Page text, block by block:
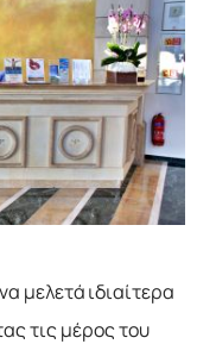
μελετά ιδιαίτερα
τις μέρος του